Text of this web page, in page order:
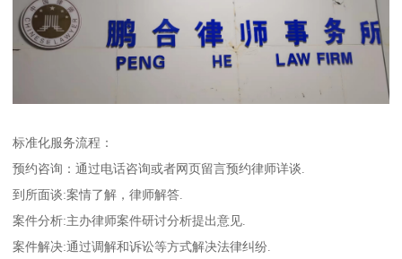
标准化服务流程：
预约咨询：通过电话咨询或者网页留言预约律师详谈.
到所面谈:案情了解，律师解答.
案件分析:主办律师案件研讨分析提出意见.
案件解决:通过调解和诉讼等方式解决法律纠纷.